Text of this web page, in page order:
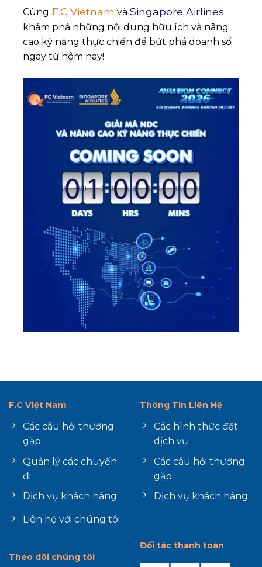
Cùng F.C Vietnam và Singapore Airlines
khám phá những nội dung hữu ích và nâng
cao kỹ năng thực chiến để bứt phá doanh số
ngay từ hôm nay!
F.C Việt Nam
Các câu hỏi thường
gặp
Quản lý các chuyến
đi
Dịch vụ khách hàng
Liên hệ với chúng tôi
Thông Tin Liên Hệ
Các hình thức đặt
dịch vụ
Các câu hỏi thường
gặp
Dịch vụ khách hàng
Theo dõi chúng tôi
Đối tác thanh toán